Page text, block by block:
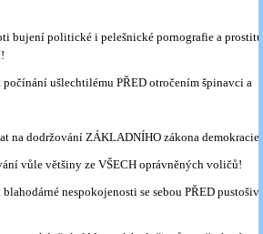
bujení politické i pelešnické pornografie a
počínání ušlechtilému PŘED otročením špinavci a
na dodržování ZÁKLADNÍHO zákona demokracie,
vůle většiny ze VŠECH oprávněných voličů!
blahodárné nespokojenosti se sebou PŘED